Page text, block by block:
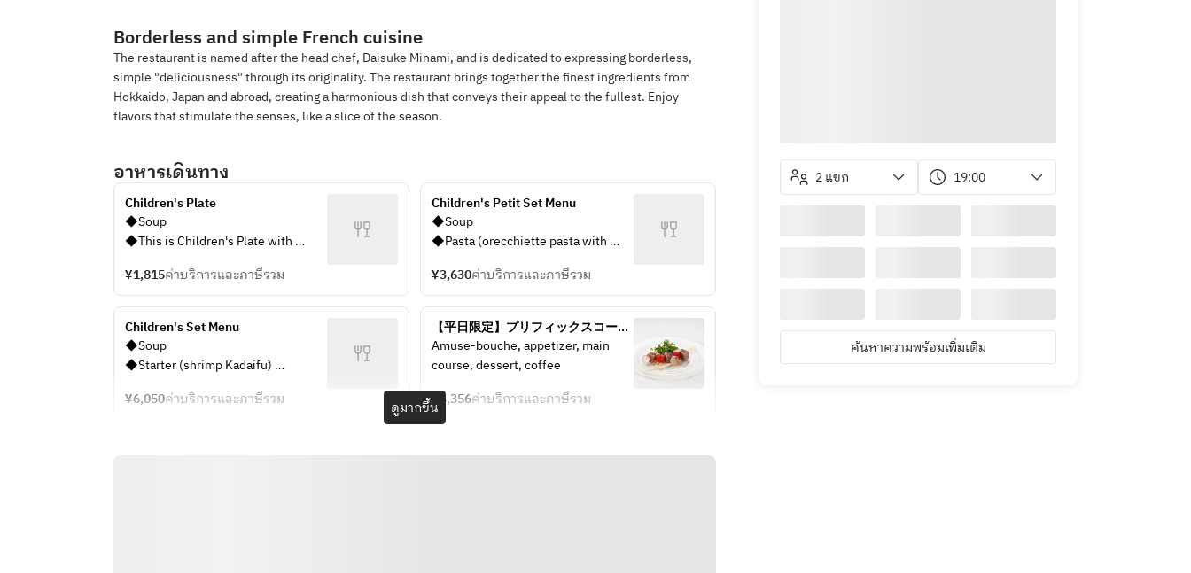
Borderless and simple French cuisine
The restaurant is named after the head chef, Daisuke Minami, and is dedicated to expressing borderless,
simple "deliciousness" through its originality. The restaurant brings together the finest ingredients from
Hokkaido, Japan and abroad, creating a harmonious dish that conveys their appeal to the fullest. Enjoy
flavors that stimulate the senses, like a slice of the season.
อาหารเดินทาง
Children's Plate
◆Soup
◆This is Children's Plate with
◆A glass of  juice
¥1,815ค่าบริการและภาษีรวม
Children's Petit Set Menu
◆Soup
◆Pasta (orecchiette pasta with
◆Hamburger steak
◆Vanilla ice cream
◆A glass of  juice
¥3,630ค่าบริการและภาษีรวม
Children's Set Menu
◆Soup
◆Starter (shrimp Kadaifu)
broccoli sauce)
¥6,050ค่าบริการและภาษีรวม
【平日限定】プリフィックスコース
Menu d'Affaire                （4名様まで
のご予約はこちらから）
Amuse-bouche, appetizer, main
course, dessert, coffee
¥4,356ค่าบริการและภาษีรวม
ดูมากขึ้น
2 แขก 19:00
ค้นหาความพร้อมเพิ่มเติม